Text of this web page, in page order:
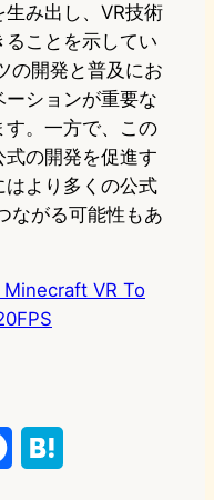
生み出し、VR技術
ことを示してい
の開発と普及にお
ションが重要な
。一方で、この
の開発を促進す
はより多くの公式
ながる可能性もあ
VR To